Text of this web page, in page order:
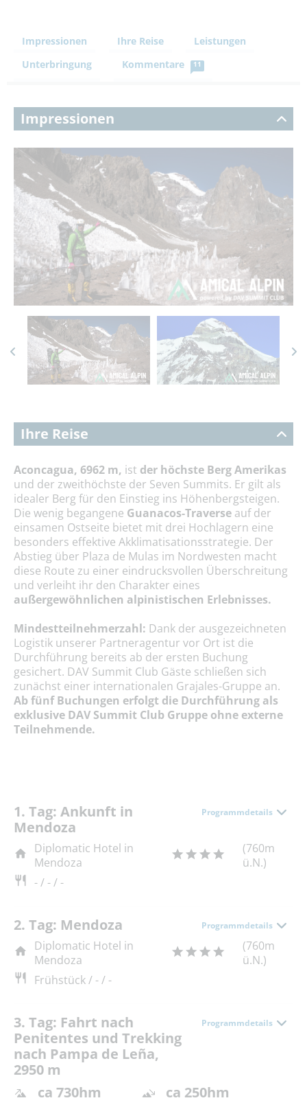
Impressionen Ihre Reise
Leistungen
Unterbringung
Kommentare 11
Impressionen
Ihre Reise
Aconcagua, 6962 m, ist der höchste Berg Amerikas
und der zweithöchste der Seven Summits. Er gilt als
idealer Berg für den Einstieg ins Höhenbergsteigen.
Die wenig begangene Guanacos-Traverse auf der
einsamen Ostseite bietet mit drei Hochlagern eine
besonders effektive Akklimatisationsstrategie. Der
Abstieg über Plaza de Mulas im Nordwesten macht
diese Route zu einer eindrucksvollen Überschreitung
und verleiht ihr den Charakter eines
außergewöhnlichen alpinistischen Erlebnisses.
Mindestteilnehmerzahl: Dank der ausgezeichneten
Logistik unserer Partneragentur vor Ort ist die
Durchführung bereits ab der ersten Buchung
gesichert. DAV Summit Club Gäste schließen sich
zunächst einer internationalen Grajales-Gruppe an.
Ab fünf Buchungen erfolgt die Durchführung als
exklusive DAV Summit Club Gruppe ohne externe
Teilnehmende.
1. Tag: Ankunft in
Mendoza
Programmdetails
Diplomatic Hotel in
Mendoza
(760m
ü.N.)
- / - / -
2. Tag: Mendoza Programmdetails
Diplomatic Hotel in
Mendoza
(760m
ü.N.)
Frühstück / - / -
3. Tag: Fahrt nach
Penitentes und Trekking
nach Pampa de Leña,
2950 m
Programmdetails
ca 730hm
ca 250hm